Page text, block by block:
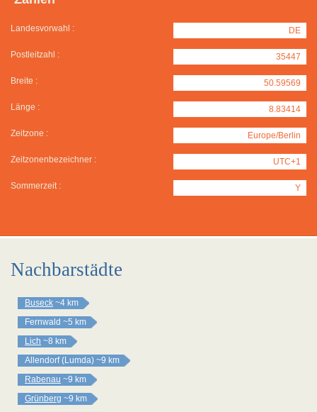
Landesvorwahl : DE
Postleitzahl : 35447
Breite : 50.59569
Länge : 8.83414
Zeitzone : Europe/Berlin
Zeitzonenbezeichner : UTC+1
Sommerzeit : Y
Nachbarstädte
Buseck ~4 km
Fernwald ~5 km
Lich ~8 km
Allendorf (Lumda) ~9 km
Rabenau ~9 km
Grünberg ~9 km